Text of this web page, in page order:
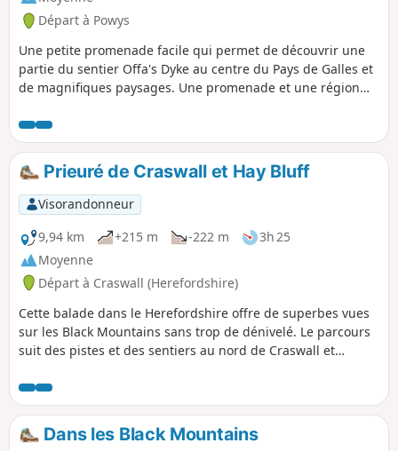
peu fréquenté, la flore est assez sauvage
avec des fougères atteignant 1,80 mètre à
certains endroits... Descendez vers les
ruines de Stapleton, qui ne sont pas
accessibles au public, mais offrent une belle
Départ à Powys
Une petite promenade facile qui permet de découvrir une
partie du sentier Offa's Dyke au centre du Pays de Galles et
de magnifiques paysages. Une promenade et une région
observer des milans royaux qui volaient très près de nous,
divers oiseaux eurasien, des lapins et les moutons habituels
que l'on voit beaucoup dans cette région. Le parcours est
très bien balisé dans les collines... Cette promenade est
classée comme modérée car certaines sections vallonnées
peuvent être difficiles pour certaines personnes.
Prieuré de Craswall et Hay Bluff
Visorandonneur
9,94 km
+215 m -222 m
3h 25
Moyenne
Départ à Craswall (Herefordshire)
Cette balade dans le Herefordshire offre de superbes vues
sur les Black Mountains sans trop de dénivelé. Le parcours
suit des pistes et des sentiers au nord de Craswall et
son nom, l'ascension de Hay Bluff n'est pas incluse, mais
peut facilement être ajoutée au parcours.
Dans les Black Mountains